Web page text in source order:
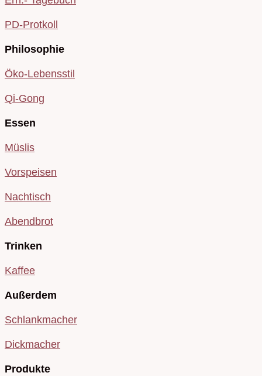
PD-Protkoll
Philosophie
Öko-Lebensstil
Qi-Gong
Essen
Müslis
Vorspeisen
Nachtisch
Abendbrot
Trinken
Kaffee
Außerdem
Schlankmacher
Dickmacher
Produkte